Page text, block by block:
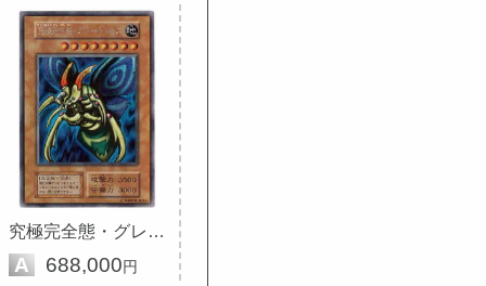
究極完全態・グレート・モス
A 688,000円